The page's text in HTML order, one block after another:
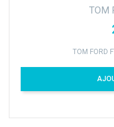
TOM
TOM FORD